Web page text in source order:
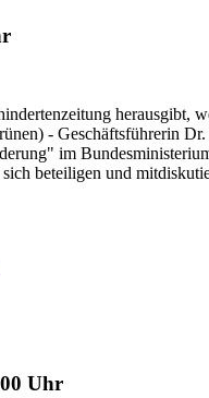
- Geschäftsführerin
im
beteiligen und
Uhr